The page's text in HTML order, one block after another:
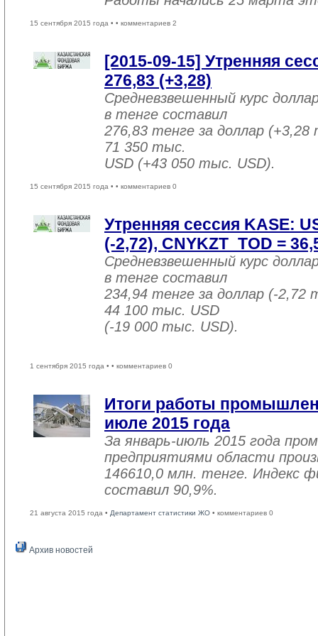
15 сентября 2015 года • • комментариев 2
[2015-09-15] Утренняя
276,83 (+3,28)
Средневзвешенный курс
в тенге составил
276,83 тенге за доллар
71 350 тыс.
USD (+43 050 тыс. USD).
15 сентября 2015 года • • комментариев 0
Утренняя сессия KASE:
(-2,72), CNYKZT_TOD =
Средневзвешенный курс
в тенге составил
234,94 тенге за доллар (-2,72
44 100 тыс. USD
(-19 000 тыс. USD).
1 сентября 2015 года • • комментариев 0
Итоги работы
июле 2015 года
За январь-июль 2015 года
предприятиями области
146610,0 млн. тенге. Индекс
составил 90,9%.
21 августа 2015 года • Департамент статистики ЖО • комментариев 0
Архив новостей